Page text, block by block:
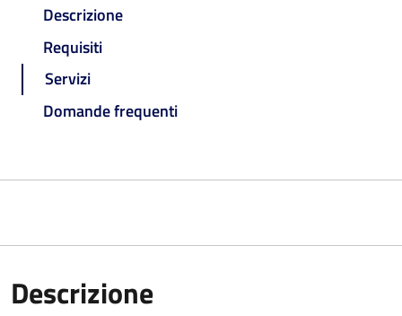
Descrizione
Requisiti
Servizi
Domande frequenti
Descrizione